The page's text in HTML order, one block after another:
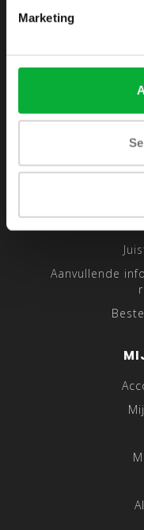
Marketing
Aanvullende